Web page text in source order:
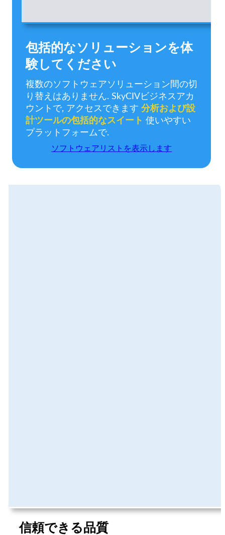
包括的なソリューションを体
験してください
複数のソフトウェアソリューション間の切
り替えはありません. SkyCIVビジネスアカ
ウントで, アクセスできます 分析および設
計ツールの包括的なスイート 使いやすい
プラットフォームで.
ソフトウェアリストを表示します
信頼できる品質